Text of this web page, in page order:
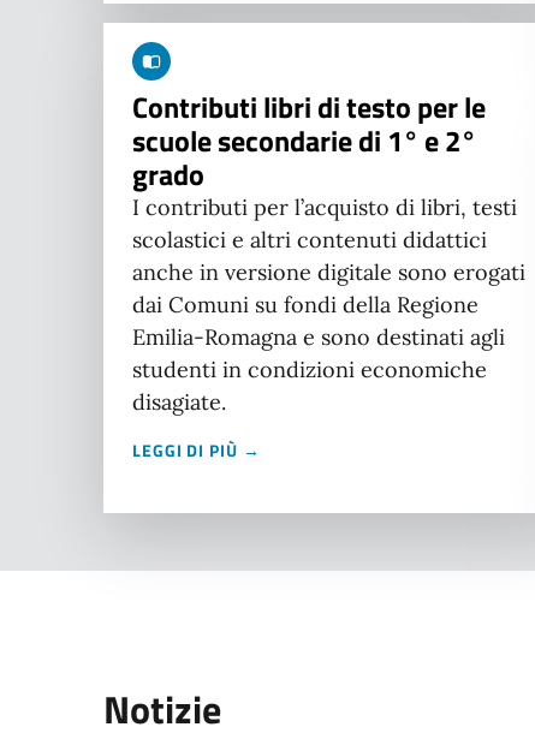
Contributi libri di testo per le
scuole secondarie di 1° e 2°
grado
I contributi per l’acquisto di libri, testi
scolastici e altri contenuti didattici
anche in versione digitale sono erogati
dai Comuni su fondi della Regione
Emilia-Romagna e sono destinati agli
studenti in condizioni economiche
disagiate.
LEGGI DI PIÙ →
Notizie